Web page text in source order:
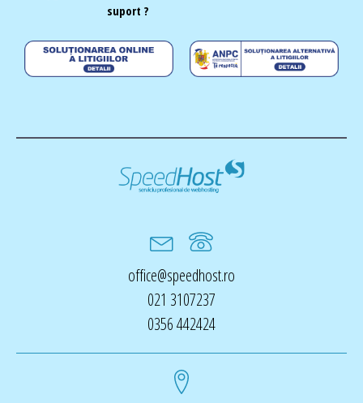
suport ?
office@speedhost.ro
021 3107237
0356 442424